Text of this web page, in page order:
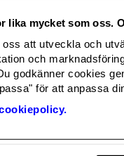
lika mycket som oss.
att utveckla och
och
godkänner cookies
för att anpassa
förändring och
kontakta;
50 60